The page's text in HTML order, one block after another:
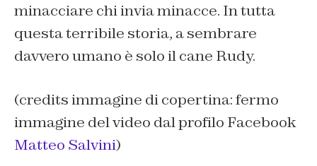
minacciare chi invia minacce. In tutta
questa terribile storia, a sembrare
davvero umano è solo il cane Rudy.
(credits immagine di copertina: fermo
immagine del video dal profilo Facebook
Matteo Salvini)